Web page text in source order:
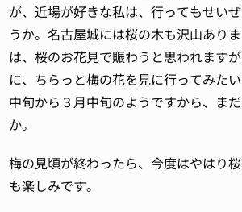
が、近場が好きな私は、行ってもせい
うか。名古屋城には桜の木も沢山あり
は、桜のお花見で賑わうと思われます
に、ちらっと梅の花を見に行ってみた
中旬から３月中旬のようですから、ま
か。
梅の見頃が終わったら、今度はやはり
も楽しみです。